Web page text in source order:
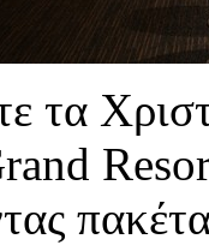
τα